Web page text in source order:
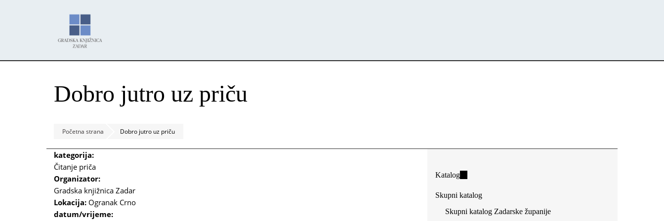
Dobro jutro uz priču
Početna strana Dobro jutro uz priču
kategorija:
Čitanje priča
Organizator:
Gradska knjižnica Zadar
Lokacija: Ogranak Crno
datum/vrijeme:
Katalog(link
external)
Skupni katalog
Skupni katalog Zadarske županije